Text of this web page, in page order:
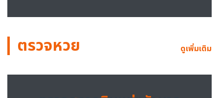
ตรวจหวย ดูเพิ่มเติม